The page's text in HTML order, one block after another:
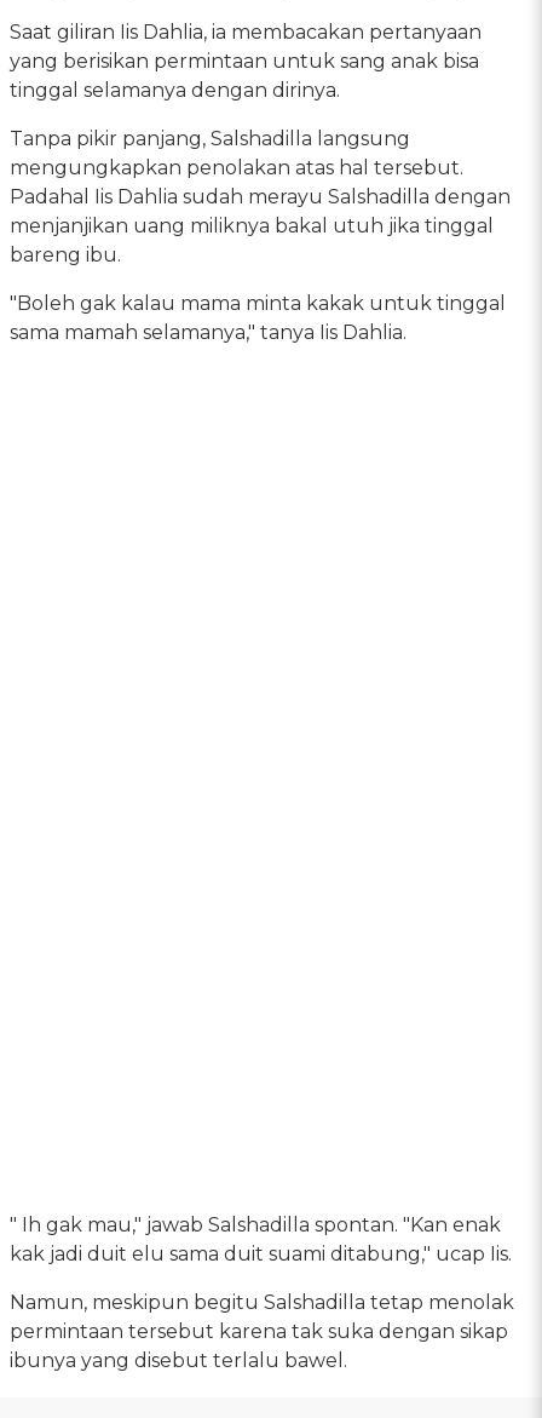
Saat giliran Iis Dahlia, ia membacakan pertanyaan
yang berisikan permintaan untuk sang anak bisa
tinggal selamanya dengan dirinya.
Tanpa pikir panjang, Salshadilla langsung
mengungkapkan penolakan atas hal tersebut.
Padahal Iis Dahlia sudah merayu Salshadilla dengan
menjanjikan uang miliknya bakal utuh jika tinggal
bareng ibu.
"Boleh gak kalau mama minta kakak untuk tinggal
sama mamah selamanya," tanya Iis Dahlia.
" Ih gak mau," jawab Salshadilla spontan. "Kan enak
kak jadi duit elu sama duit suami ditabung," ucap Iis.
Namun, meskipun begitu Salshadilla tetap menolak
permintaan tersebut karena tak suka dengan sikap
ibunya yang disebut terlalu bawel.